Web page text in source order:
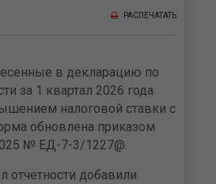
РАСПЕЧАТАТЬ
в декларацию по
за 1 квартал 2026 года
налоговой ставки с
обновлена приказом
№ ЕД-7-3/1227@.
отчетности добавили